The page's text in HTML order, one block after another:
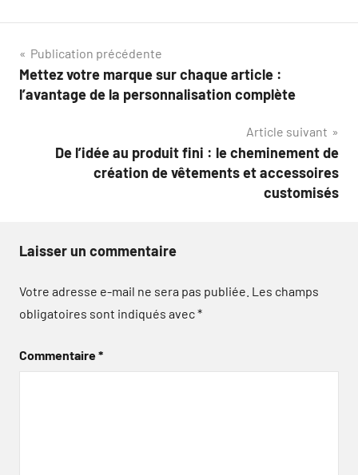
Navigation
de
Publication précédente
Mettez votre marque sur chaque article :
l’avantage de la personnalisation complète
Article suivant
De l’idée au produit fini : le cheminement de
création de vêtements et accessoires
customisés
Laisser un commentaire
Votre adresse e-mail ne sera pas publiée. Les champs
obligatoires sont indiqués avec*
Commentaire*